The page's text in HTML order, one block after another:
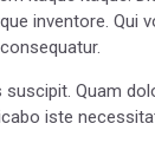
inventore. Qui
suscipit. Quam
iste